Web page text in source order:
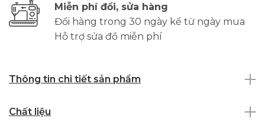
Miễn phí đổi, sửa hàng
Đổi hàng trong 30 ngày kể từ ngày mua
Hỗ trợ sửa đồ miễn phí
Thông tin chi tiết sản phẩm
Chất liệu